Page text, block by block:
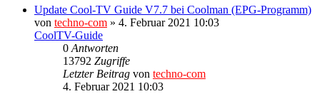
Update Cool-TV Guide V7.7 bei Coolman (EPG-Programm)
von techno-com » 4. Februar 2021 10:03
CoolTV-Guide
0 Antworten
13792 Zugriffe
Letzter Beitrag von techno-com
4. Februar 2021 10:03